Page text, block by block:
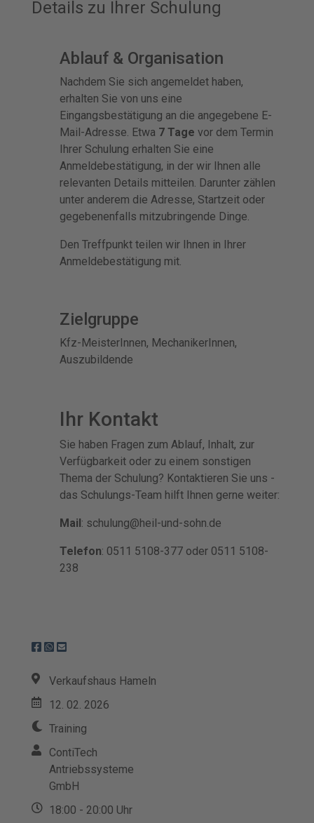
Details zu Ihrer Schulung
Ablauf & Organisation
Nachdem Sie sich angemeldet haben,
erhalten Sie von uns eine
Eingangsbestätigung an die angegebene E-
Mail-Adresse. Etwa 7 Tage vor dem Termin
Ihrer Schulung erhalten Sie eine
Anmeldebestätigung, in der wir Ihnen alle
relevanten Details mitteilen. Darunter zählen
unter anderem die Adresse, Startzeit oder
gegebenenfalls mitzubringende Dinge.
Den Treffpunkt teilen wir Ihnen in Ihrer
Anmeldebestätigung mit.
Zielgruppe
Kfz-MeisterInnen, MechanikerInnen,
Auszubildende
Ihr Kontakt
Sie haben Fragen zum Ablauf, Inhalt, zur
Verfügbarkeit oder zu einem sonstigen
Thema der Schulung? Kontaktieren Sie uns -
das Schulungs-Team hilft Ihnen gerne weiter:
Mail: schulung@heil-und-sohn.de
Telefon: 0511 5108-377 oder 0511 5108-
238
Verkaufshaus Hameln
12. 02. 2026
Training
ContiTech
Antriebssysteme
GmbH
18:00 - 20:00 Uhr